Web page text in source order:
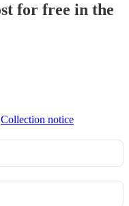
for free in the
Collection notice